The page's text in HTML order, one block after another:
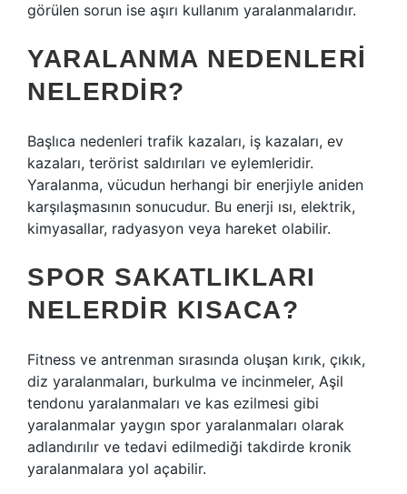
görülen sorun ise aşırı kullanım yaralanmalarıdır.
YARALANMA NEDENLERI
NELERDIR?
Başlıca nedenleri trafik kazaları, iş kazaları, ev
kazaları, terörist saldırıları ve eylemleridir.
Yaralanma, vücudun herhangi bir enerjiyle aniden
karşılaşmasının sonucudur. Bu enerji ısı, elektrik,
kimyasallar, radyasyon veya hareket olabilir.
SPOR SAKATLIKLARI
NELERDIR KISACA?
Fitness ve antrenman sırasında oluşan kırık, çıkık,
diz yaralanmaları, burkulma ve incinmeler, Aşil
tendonu yaralanmaları ve kas ezilmesi gibi
yaralanmalar yaygın spor yaralanmaları olarak
adlandırılır ve tedavi edilmediği takdirde kronik
yaralanmalara yol açabilir.